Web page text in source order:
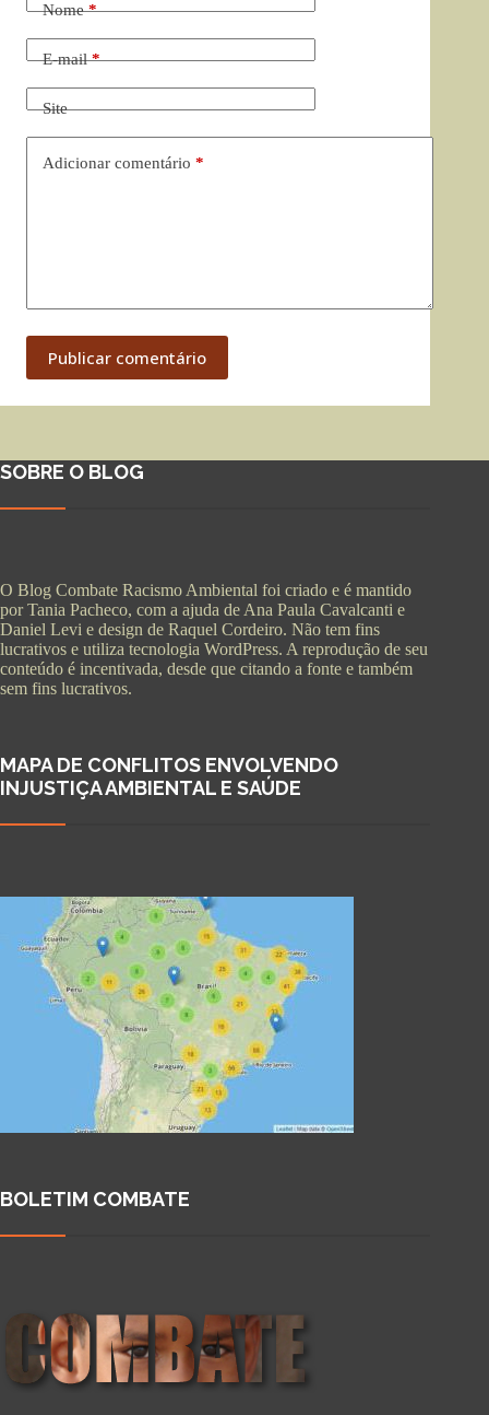
Nome*
E-mail*
Site
Adicionar comentário *
Publicar comentário
SOBRE O BLOG
O Blog Combate Racismo Ambiental foi criado e é mantido
por Tania Pacheco, com a ajuda de Ana Paula Cavalcanti e
Daniel Levi e design de Raquel Cordeiro. Não tem fins
lucrativos e utiliza tecnologia WordPress. A reprodução de seu
conteúdo é incentivada, desde que citando a fonte e também
sem fins lucrativos.
MAPA DE CONFLITOS ENVOLVENDO
INJUSTIÇA AMBIENTAL E SAÚDE
BOLETIM COMBATE